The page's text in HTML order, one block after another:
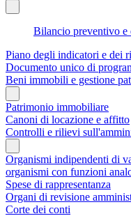
Bilancio preventivo e
Piano degli indicatori e dei
Documento unico di
Beni immobili e gestione
Patrimonio immobiliare
Canoni di locazione e affitto
Controlli e rilievi
Organismi indipendenti di
organismi con funzioni
Spese di rappresentanza
Organi di revisione
Corte dei conti